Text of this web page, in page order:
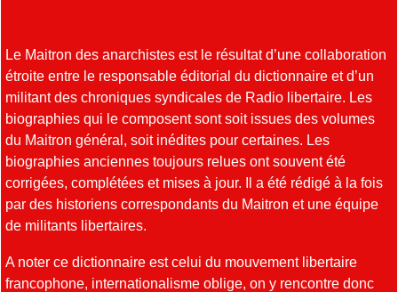
Le Maitron des anarchistes est le résultat d’une collaboration
étroite entre le responsable éditorial du dictionnaire et d’un
militant des chroniques syndicales de Radio libertaire. Les
biographies qui le composent sont soit issues des volumes
du Maitron général, soit inédites pour certaines. Les
biographies anciennes toujours relues ont souvent été
corrigées, complétées et mises à jour. Il a été rédigé à la fois
par des historiens correspondants du Maitron et une équipe
de militants libertaires.
A noter ce dictionnaire est celui du mouvement libertaire
francophone, internationalisme oblige, on y rencontre donc